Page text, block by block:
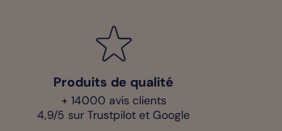
Produits de qualité
+ 14000 avis clients
4,9/5 sur Trustpilot et Google